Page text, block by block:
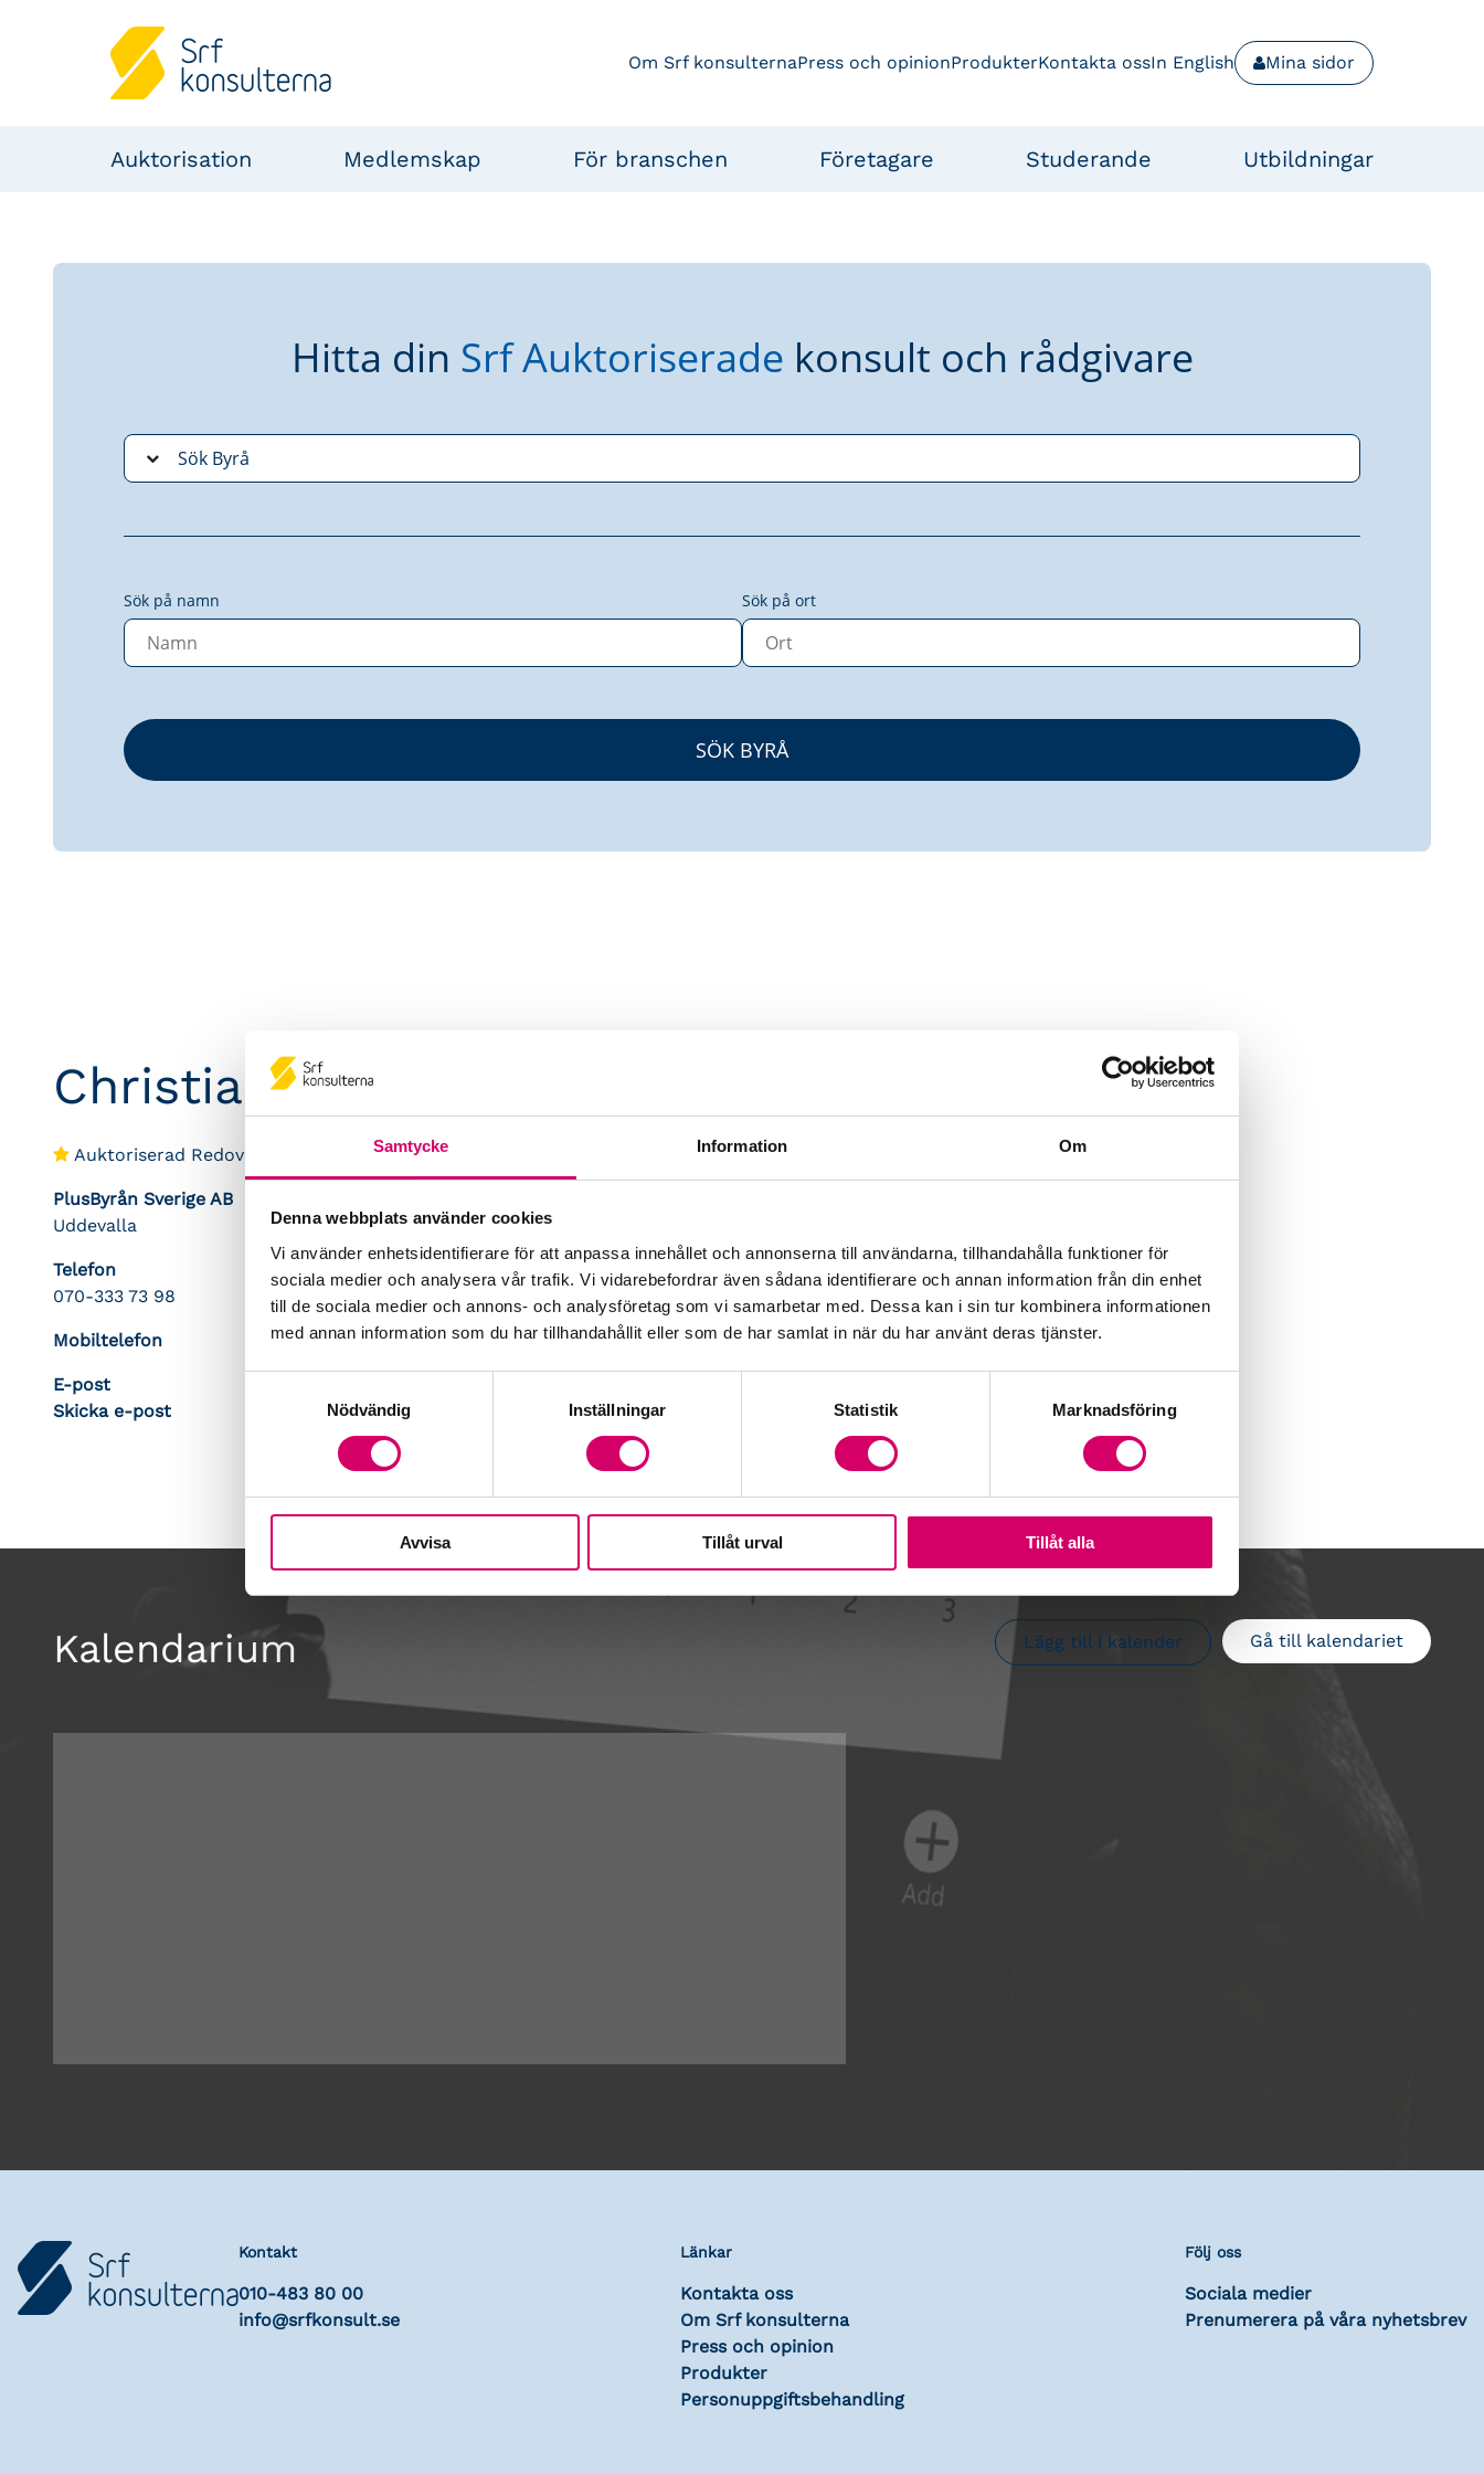
Samtycke Information Om
Denna webbplats använder cookies
Vi använder enhetsidentifierare för att anpassa innehållet och annonserna till användarna, tillhandahålla funktioner för
sociala medier och analysera vår trafik. Vi vidarebefordrar även sådana identifierare och annan information från din enhet
till de sociala medier och annons- och analysföretag som vi samarbetar med. Dessa kan i sin tur kombinera informationen
med annan information som du har tillhandahållit eller som de har samlat in när du har använt deras tjänster.
Nödvändig
Inställningar Statistik Marknadsföring
Avvisa Tillåt urval Tillåt alla
Om Srf konsulternaPress och opinionProdukterKontakta ossIn English Mina sidor
Auktorisation Medlemskap För branschen Företagare Studerande Utbildningar
Hitta din Srf Auktoriserade konsult och rådgivare
Sök på namn Sök på ort
Christian Janson
Auktoriserad Redovisningskonsult
PlusByrån Sverige AB
Uddevalla
Telefon
070-333 73 98
Mobiltelefon
E-post
Skicka e-post
Kalendarium Gå till kalendariet
Lägg till i kalender
Kontakt
010-483 80 00
info@srfkonsult.se
Länkar
Kontakta oss
Om Srf konsulterna
Press och opinion
Produkter
Personuppgiftsbehandling
Följ oss
Sociala medier
Prenumerera på våra nyhetsbrev